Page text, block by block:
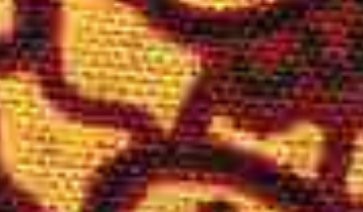
“Dan di antara tanda-tanda (kebesaran)-Nya ialah Dia
menciptakan pasangan-pasangan untukmu dari jenismu
sendiri, agar kamu cenderung dan merasa tenteram
kepadanya, dan Dia menjadikan di antaramu rasa kasih
dan sayang. Sungguh, pada yang demikian itu benar-
benar terdapat tanda-tanda (kebesaran Allah) bagi
kaum yang berpikir.”
(QS Ar-Rum : 21)
Herna & Suhendi